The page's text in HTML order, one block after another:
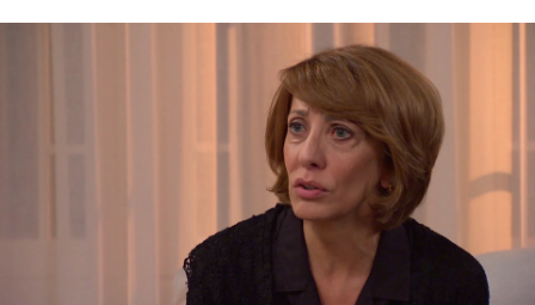
» Amar es para siempre » Momentos